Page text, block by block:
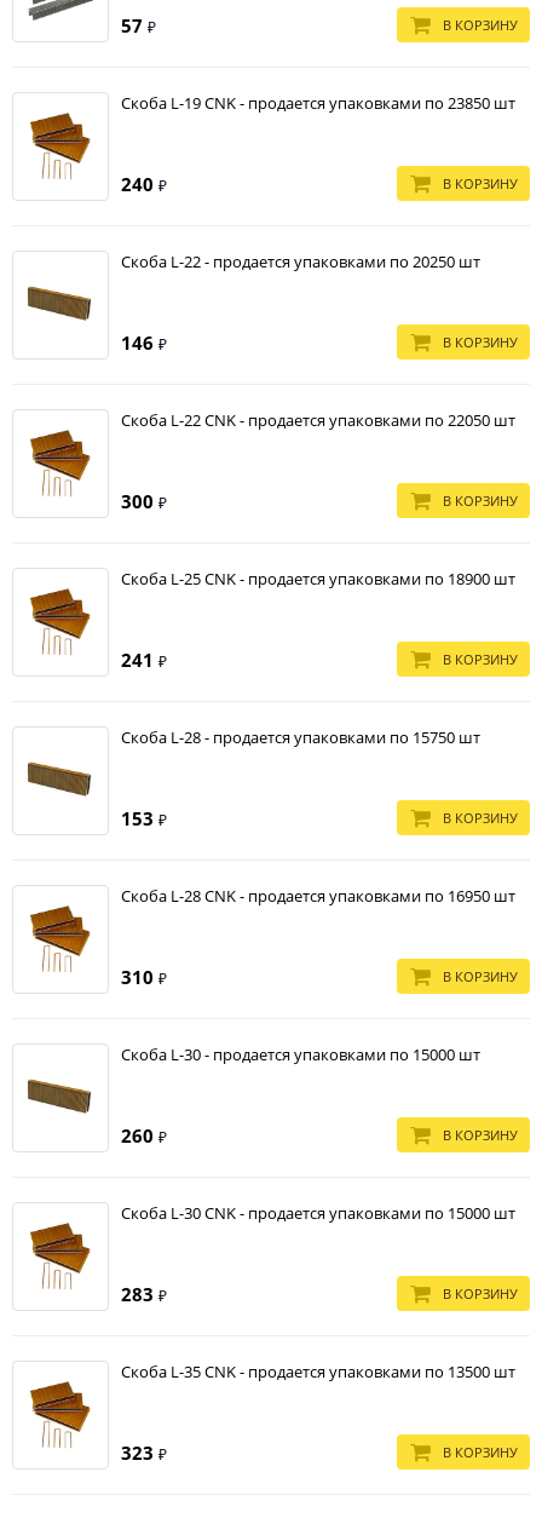
57 ₽ В КОРЗИНУ
Скоба L-19 CNK - продается упаковками по 23850 шт
240 ₽ В КОРЗИНУ
Скоба L-22 - продается упаковками по 20250 шт
146 ₽ В КОРЗИНУ
Скоба L-22 CNK - продается упаковками по 22050 шт
300 ₽ В КОРЗИНУ
Скоба L-25 CNK - продается упаковками по 18900 шт
241 ₽ В КОРЗИНУ
Скоба L-28 - продается упаковками по 15750 шт
153 ₽ В КОРЗИНУ
Скоба L-28 CNK - продается упаковками по 16950 шт
310 ₽ В КОРЗИНУ
Скоба L-30 - продается упаковками по 15000 шт
260 ₽ В КОРЗИНУ
Скоба L-30 CNK - продается упаковками по 15000 шт
283 ₽ В КОРЗИНУ
Скоба L-35 CNK - продается упаковками по 13500 шт
323 ₽ В КОРЗИНУ